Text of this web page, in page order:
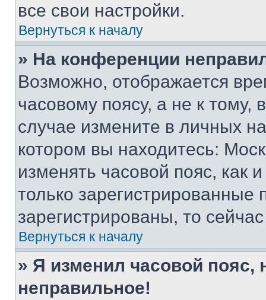
все свои настройки.
Вернуться к началу
» На конференции
Возможно, отображается
часовому поясу, а не к тому,
случае измените в личных
котором вы находитесь:
изменять часовой пояс, как
только
зарегистрированы, то
Вернуться к началу
» Я изменил часовой пояс,
неправильное!